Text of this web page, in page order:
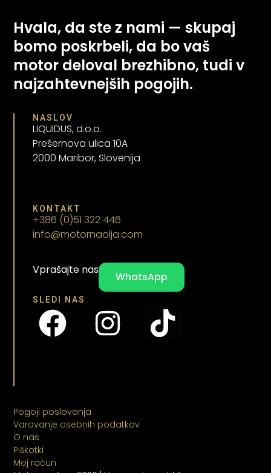
Hvala, da ste z nami — skupaj
bomo poskrbeli, da bo vaš
motor deloval brezhibno, tudi v
najzahtevnejših pogojih.
NASLOV
LIQUIDUS, d.o.o.
Prešernova ulica 10A
2000 Maribor, Slovenija
KONTAKT
+386 (0)51 322 446
info@motornaolja.com
Vprašajte nas
WhatsApp
SLEDI NAS
Pogoji poslovanja
Varovanje osebnih podatkov
O nas
Piškotki
Moj račun